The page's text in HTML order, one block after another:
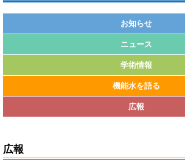
お知らせ
ニュース
学術情報
機能水を語る
広報
広報